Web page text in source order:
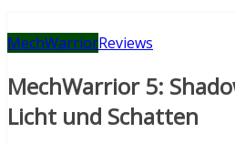
MechWarriorReviews
MechWarrior 5:
Licht und Schatten